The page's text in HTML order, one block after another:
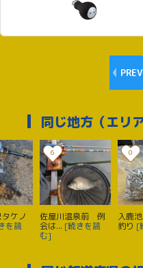
PREV
同じ地方（エリ
ケノ
を読
6
佐屋川温泉前 例
会は... [続きを読
む]
0
入鹿
釣り [